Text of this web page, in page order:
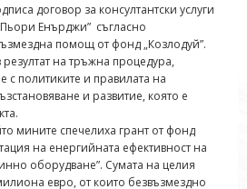
договор за консултантски услуги
Енърджи” съгласно
помощ от фонд „Козлодуй”.
на тръжна процедура,
с политиките и правилата на
и развитие, която е
мините спечелиха грант от фонд
на енергийната ефективност на
оборудване”. Сумата на целия
евро, от които безвъзмездно
купувача
обучение
център